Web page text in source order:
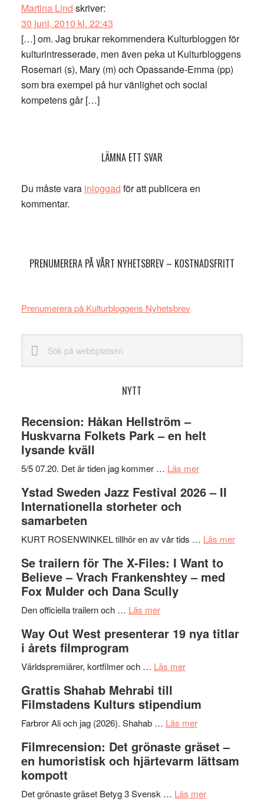
Martina Lind skriver:
30 juni, 2010 kl. 22:43
[…] om. Jag brukar rekommendera Kulturbloggen för
kulturintresserade, men även peka ut Kulturbloggens
Rosemari (s), Mary (m) och Opassande-Emma (pp)
som bra exempel på hur vänlighet och social
kompetens går […]
LÄMNA ETT SVAR
Du måste vara inloggad för att publicera en
kommentar.
PRENUMERERA PÅ VÅRT NYHETSBREV – KOSTNADSFRITT
Prenumerera på Kulturbloggens Nyhetsbrev
webbplatsen
NYTT
Recension: Håkan Hellström –
Huskvarna Folkets Park – en helt
lysande kväll
5/5 07.20. Det är tiden jag kommer … Läs merom
Håkan
Huskvarna
Park
–
kväll
Ystad Sweden Jazz Festival 2026 – II
Internationella storheter och
samarbeten
KURT ROSENWINKEL tillhör en av vår tids … Läs merom
II
Se trailern för The X-Files: I Want to
Believe – Vrach Frankenshtey – med
Fox Mulder och Dana Scully
Den officiella trailern och … Läs merom
trailern
The
Files:
I
Want
Believe
–
Frankenshtey
Way Out West presenterar 19 nya titlar
i årets filmprogram
Världspremiärer, kortfilmer och … Läs merom
West
presenterar
nya
titlar
årets
Grattis Shahab Mehrabi till
Filmstadens Kulturs stipendium
Farbror Ali och jag (2026). Shahab … Läs merom
Shahab
Mehrabi
Filmstadens
Filmrecension: Det grönaste gräset –
en humoristisk och hjärtevarm lättsam
kompott
Det grönaste gräset Betyg 3 Svensk … Läs merom